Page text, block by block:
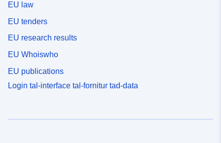
EU law
EU tenders
EU research results
EU Whoiswho
EU publications
Login tal-interface tal-fornitur tad-data